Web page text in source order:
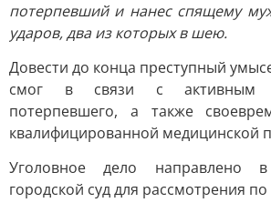
потерпевший и нанес спящему
ударов, два из которых в шею.
Довести до конца преступный
смог в связи с активным
потерпевшего, а также
квалифицированной медицинской
Уголовное дело направлено в
городской суд для рассмотрения по